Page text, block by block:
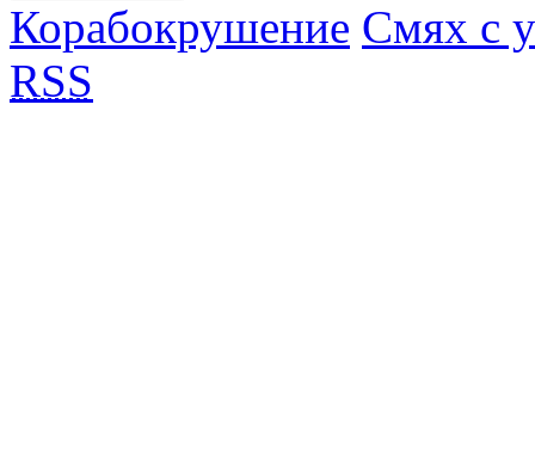
Корабокрушение Смях с
RSS